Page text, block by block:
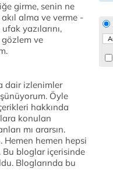
girme, senin ne
alma ve verme -
yazılarını,
ve
dair izlenimler
Öyle
hakkında
konulan
mı ararsın.
Hemen hemen hepsi
Bu bloglar içerisinde
Bloglarında bu